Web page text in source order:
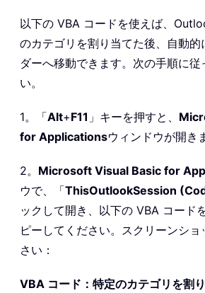
以下の VBA コードを使えば、
のカテゴリを割り当てた後、自動
ダーへ移動できます。次の手順に従
い。
1。「Alt+F11 」キーを押すと、
for Applicationsウィンドウが開き
2。 Microsoft Visual Basic for
ウで、「ThisOutlookSession
ックして開き、以下の VBA コード
ピーしてください。スクリーンシ
さい：
VBA コード：特定のカテゴリを割